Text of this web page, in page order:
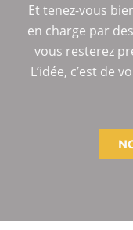
Et tenez-vous
en charge par
vous resterez
L’idée, c’est de